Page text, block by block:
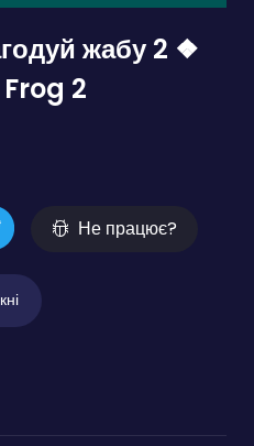
жабу 2 ❖
2
Не працює?